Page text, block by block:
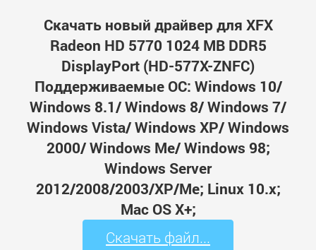
Скачать новый драйвер для XFX
Radeon HD 5770 1024 MB DDR5
DisplayPort (HD-577X-ZNFC)
Поддерживаемые ОС: Windows 10/
Windows 8.1/ Windows 8/ Windows 7/
Windows Vista/ Windows XP/ Windows
2000/ Windows Me/ Windows 98;
Windows Server
2012/2008/2003/XP/Me; Linux 10.x;
Mac OS X+;
Скачать файл...